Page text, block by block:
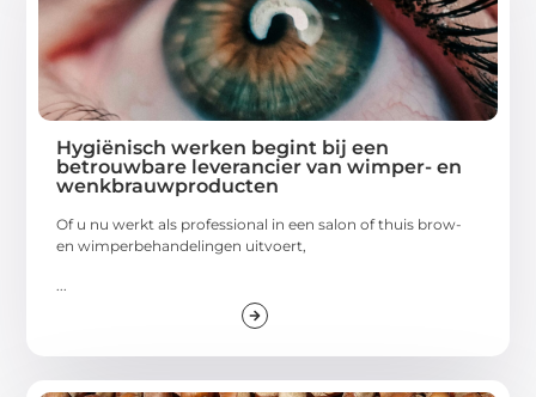
Hygiënisch werken begint bij een
betrouwbare leverancier van wimper- en
wenkbrauwproducten
Of u nu werkt als professional in een salon of thuis brow-
en wimperbehandelingen uitvoert,